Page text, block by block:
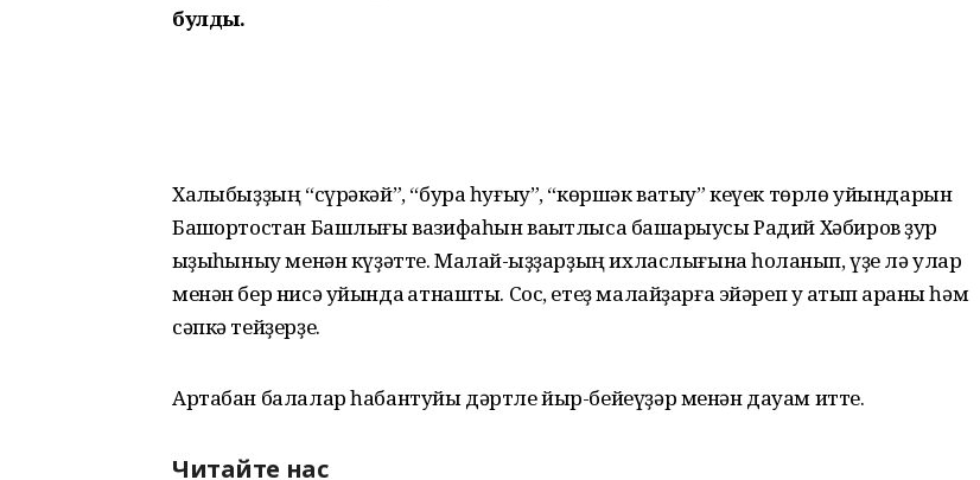
булды.
Халҡыбыҙҙың “сүрәкәй”, “бура һуғыу”, “көршәк ватыу” кеүек төрлө уйындарын
Башҡортостан Башлығы вазифаһын ваҡытлыса башҡарыусы Радий Хәбиров ҙур
ҡыҙыҡһыныу менән күҙәтте. Малай-ҡыҙҙарҙың ихласлығына һоҡланып, үҙе лә улар
менән бер нисә уйында ҡатнашты. Сос, етеҙ малайҙарға эйәреп уҡ атып ҡараны һәм
сәпкә тейҙерҙе.
Артабан балалар һабантуйы дәртле йыр-бейеүҙәр менән дауам итте.
Читайте нас